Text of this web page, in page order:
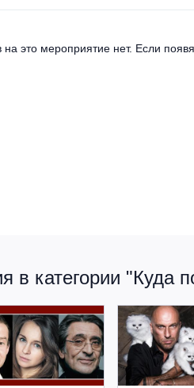
это мероприятие нет. Если
в категории "Куда